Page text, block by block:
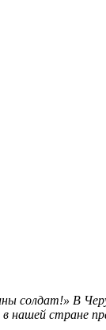
солдат!» В
стране